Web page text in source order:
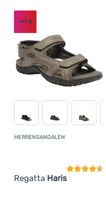
HERRENSANDALEN
Regatta Haris
-41 %